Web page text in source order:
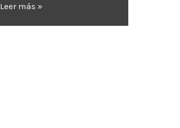
Leer más »